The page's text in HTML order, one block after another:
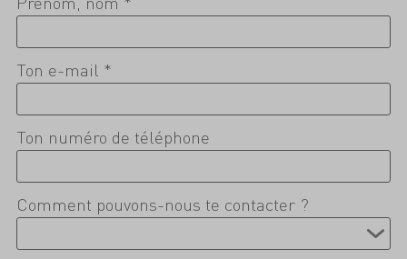
Ton e-mail *
Ton numéro de téléphone
Comment pouvons-nous te contacter ?